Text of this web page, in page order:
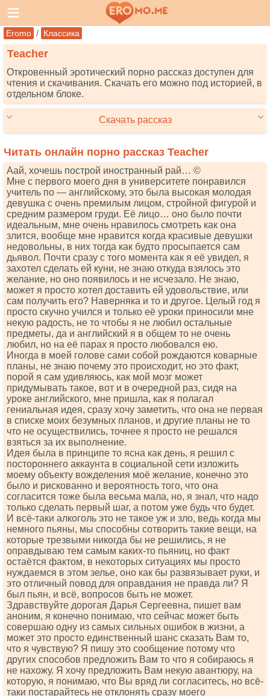
Eromo / Классика
Teacher
Откровенный эротический порно рассказ доступен для
чтения и скачивания. Скачать его можно под историей, в
отдельном блоке.
Скачать рассказ
Читать онлайн порно рассказ Teacher
Аай, хочешь построй иностранный рай… ©
Мне с первого моего дня в университете понравился
yчитель по — английскому, это была высокая молодая
девушка с очень премилым лицом, стройной фигурой и
средним размером груди. Её лицо… оно было почти
идеальным, мне очень нравилось смотреть как она
злится, вообще мне нравится когда красивые девушки
недовольны, в них тогда как будто просыпается сам
дьявол. Почти сразу с того момента как я её увидел, я
захотел сделать ей куни, не знаю откуда взялось это
желание, но оно появилось и не исчезало. Не знаю,
может я просто хотел доставить ей удовольствие, или
сам получить его? Наверняка и то и другое. Целый год я
просто скучно учился и только её уроки приносили мне
некую радость, не то чтобы я не любил остальные
предметы, да и английский я в общем то не очень
любил, но на её парах я просто любовался ею.
Иногда в моей голове сами собой рождаются коварные
планы, не знаю почему это происходит, но это факт,
порой я сам удивляюсь, как мой мозг может
придумывать такое, вот и в очередной раз, сидя на
уроке английского, мне пришла, как я полагал
гениальная идея, сразу хочу заметить, что она не первая
в списке моих безумных планов, и другие планы не то
что не осуществились, точнее я просто не решался
взяться за их выполнение.
Идея была в принципе то ясна как день, я решил с
постороннего аккаунта в социальной сети изложить
моему объекту вожделения моё желание, конечно это
было и рискованно и вероятность того, что она
согласится тоже была весьма мала, но, я знал, что надо
только сделать первый шаг, а потом уже будь что будет.
И всё-таки алкоголь это не такое уж и зло, ведь когда мы
немного пьяны, мы способны сотворить такие вещи, на
которые трезвыми никогда бы не решились, я не
оправдываю тем самым каких-то пьяниц, но факт
остаётся фактом, в некоторых ситуациях мы просто
нуждаемся в этом зелье, оно как бы развязывает руки, и
это отличный повод для оправдания не правда ли? Я
был пьян, и всё, вопросов быть не может.
Здравствуйте дорогая Дарья Сергеевна, пишет вам
аноним, я конечно понимаю, что сейчас может быть
совершаю одну из самых сильных ошибок в жизни, а
может это просто единственный шанс сказать Вам то,
что я чувствую? Я пишу это сообщение потому что
других способов предложить Вам то что я собираюсь я
не нахожу. Я хочу предложить Вам некую авантюру, на
которую, я понимаю, что Вы вряд ли согласитесь, но всё-
таки постарайтесь не отклонять сразу моего